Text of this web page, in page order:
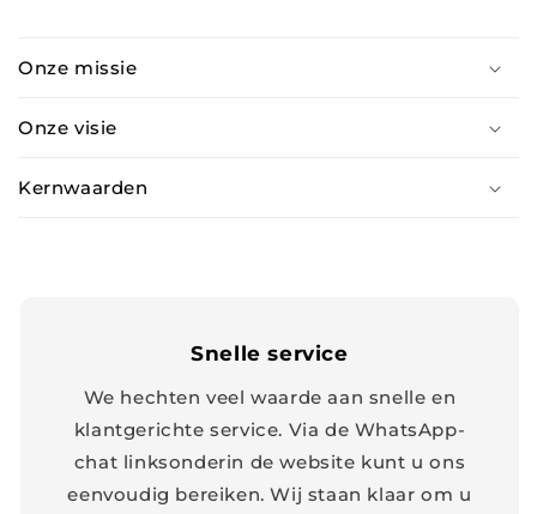
Onze missie
Onze visie
Kernwaarden
Snelle service
We hechten veel waarde aan snelle en
klantgerichte service. Via de WhatsApp-
chat linksonderin de website kunt u ons
eenvoudig bereiken. Wij staan klaar om u